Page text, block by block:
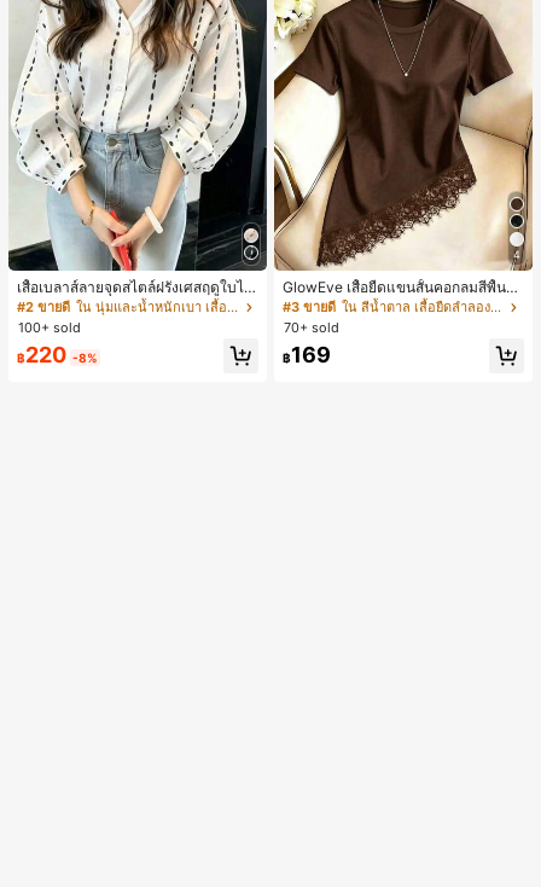
เสื้อเบลาส์ลายจุดสไตล์ฝรั่งเศสฤดูใบไม้
ร่วง, ทรงเข้ารูป, แขนยาวคอวี, สไตล์ให
ม่ฤดูใบไม้ผลิ, ป้องกันแสงแดด, ใส่ไป
ทำงานและลำลอง สีขาว
#2 ขายดี
ใน นุ่มและน้ำหนักเบา เสื้อสตรี เสื้อเบลาส์ & Tee
100+ sold
฿220 -8%
4
GlowEve เสื้อยืดแขนสั้นคอกลมสีพื้นลำ
ลองอเนกประสงค์สำหรับผู้หญิง
#3 ขายดี
ใน สีน้ำตาล เสื้อยืดลำลองพื้นฐาน
70+ sold
฿169